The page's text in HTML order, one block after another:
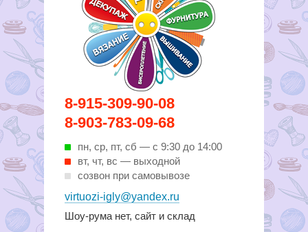
8-915-309-90-08
8-903-783-09-68
пн, ср, пт, cб — с 9:30 до 14:00
вт, чт, вс — выходной
созвон при самовывозе
virtuozi-igly@yandex.ru
Шоу-рума нет, сайт и склад
Вирутозы иглы. Товары для
шитья и рукоделья